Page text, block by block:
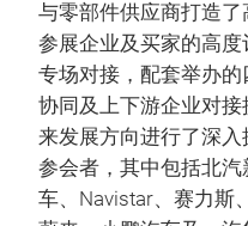
与零部件供应商打造
参展企业及买家的高
专场对接，配套举办
协同及上下游企业对
来发展方向进行了深
参会者，其中包括北
车、Navistar、赛力斯